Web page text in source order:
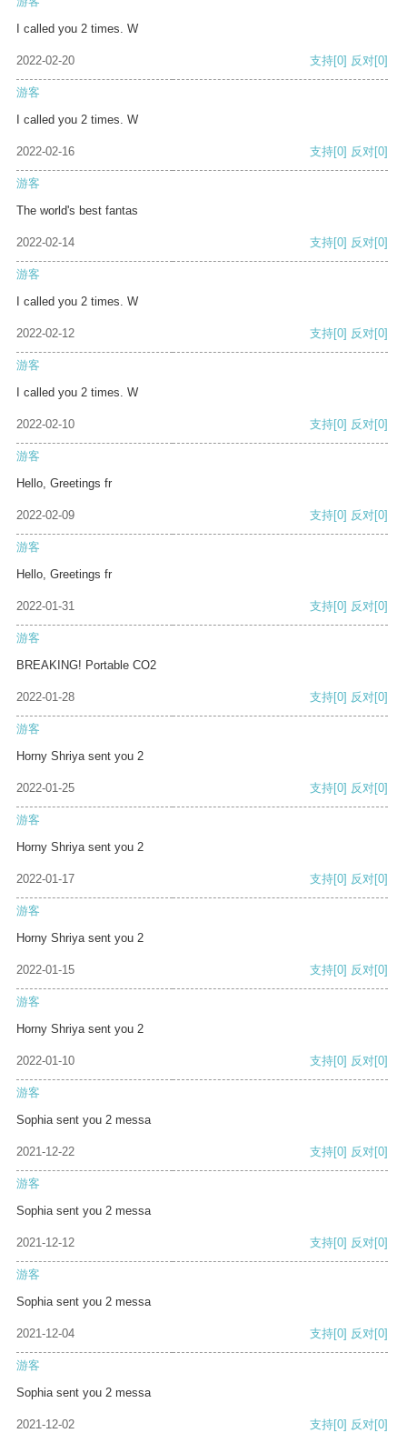
I called you 2 times. W
2022-02-20 支持[0] 反对[0]
游客
I called you 2 times. W
2022-02-16 支持[0] 反对[0]
游客
The world's best fantas
2022-02-14 支持[0] 反对[0]
游客
I called you 2 times. W
2022-02-12 支持[0] 反对[0]
游客
I called you 2 times. W
2022-02-10 支持[0] 反对[0]
游客
Hello, Greetings fr
2022-02-09 支持[0] 反对[0]
游客
Hello, Greetings fr
2022-01-31 支持[0] 反对[0]
游客
BREAKING! Portable CO2
2022-01-28 支持[0] 反对[0]
游客
Horny Shriya sent you 2
2022-01-25 支持[0] 反对[0]
游客
Horny Shriya sent you 2
2022-01-17 支持[0] 反对[0]
游客
Horny Shriya sent you 2
2022-01-15 支持[0] 反对[0]
游客
Horny Shriya sent you 2
2022-01-10 支持[0] 反对[0]
游客
Sophia sent you 2 messa
2021-12-22 支持[0] 反对[0]
游客
Sophia sent you 2 messa
2021-12-12 支持[0] 反对[0]
游客
Sophia sent you 2 messa
2021-12-04 支持[0] 反对[0]
游客
Sophia sent you 2 messa
2021-12-02 支持[0] 反对[0]